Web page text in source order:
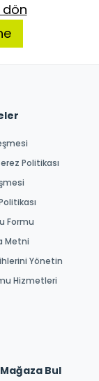
Politikası
Formu
Metni
Yönetin
Hizmetleri
Mağaza Bul